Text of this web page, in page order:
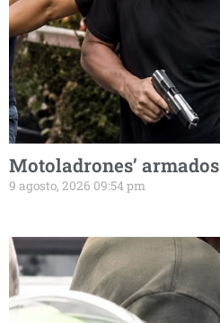
Motoladrones’ armados
9 agosto, 2026 09:54 pm